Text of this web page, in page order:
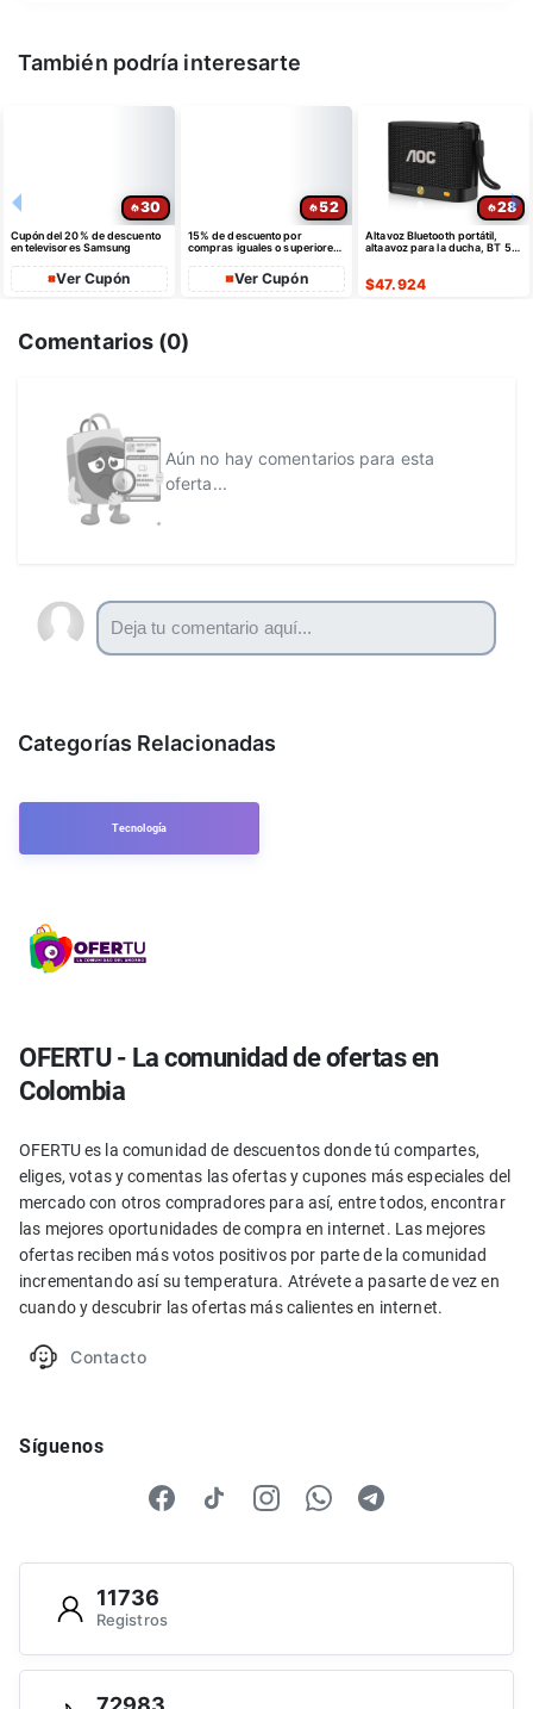
También podría interesarte
30
Cupón del 20% de descuento
en televisores Samsung
Ver Cupón
52
15% de descuento por
compras iguales o superiores
de dto
Ver Cupón
28
Altavoz Bluetooth portátil,
altaavoz para la ducha, BT 5.4
$47.924
Comentarios (0)
Aún no hay comentarios para esta
oferta...
Categorías Relacionadas
Tecnología
OFERTU - La comunidad de ofertas en
Colombia
OFERTU es la comunidad de descuentos donde tú compartes,
eliges, votas y comentas las ofertas y cupones más especiales del
mercado con otros compradores para así, entre todos, encontrar
las mejores oportunidades de compra en internet. Las mejores
ofertas reciben más votos positivos por parte de la comunidad
incrementando así su temperatura. Atrévete a pasarte de vez en
cuando y descubrir las ofertas más calientes en internet.
Contacto
Síguenos
11736
Registros